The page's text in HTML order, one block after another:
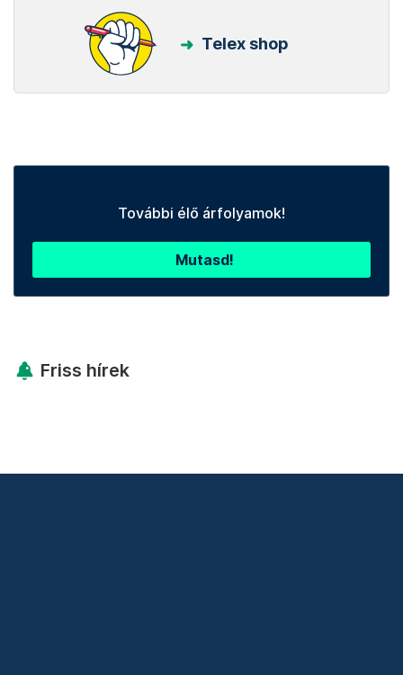
Telex shop
További élő árfolyamok!
Mutasd!
Friss hírek